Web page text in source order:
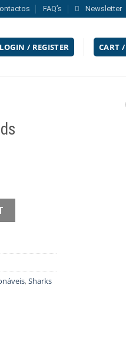
FAQ’s Newsletter
LOGIN / REGISTER CART /
,Sharks